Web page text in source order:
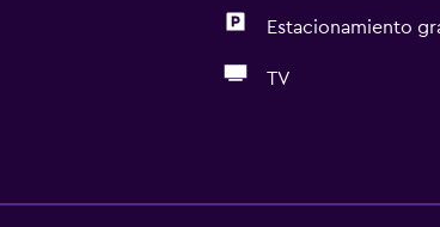
Estacionamiento
TV
Unidad accesible para